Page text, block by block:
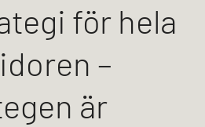
för hela
–
är